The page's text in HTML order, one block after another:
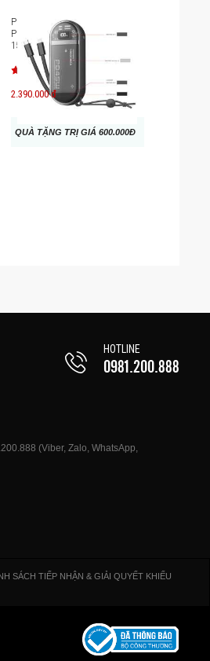
Pin sạc dự phòng Mazer
PowerCharge Link 1545
15000mAh PD45W M-
PC45LINK1545
2.390.000 đ
QUÀ TẶNG TRỊ GIÁ 600.000Đ
HOTLINE
0981.200.888
(Viber, Zalo, WhatsApp,
SÁCH TIẾP NHẬN & GIẢI QUYẾT KHIẾU